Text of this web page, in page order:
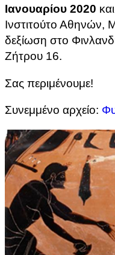
Ιανουαρίου 2020
Ινστιτούτο Αθηνών,
δεξίωση στο
Ζήτρου 16.
Σας περιμένουμε!
Συνεμμένο αρχείο: